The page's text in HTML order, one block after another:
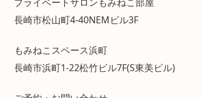
長崎市松山町4-40NEMビル3F
もみねこスペース浜町
長崎市浜町1-22松竹ビル7F(S東美ビル)